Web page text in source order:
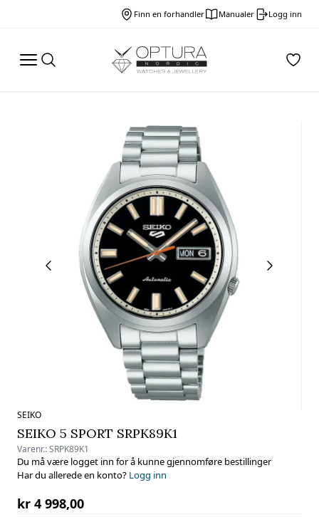
Finn en forhandler Manualer Logg inn
SEIKO
SEIKO 5 SPORT SRPK89K1
Varenr.:SRPK89K1
Du må være logget inn for å kunne gjennomføre bestillinger
Har du allerede en konto? Logg inn
kr 4 998,00